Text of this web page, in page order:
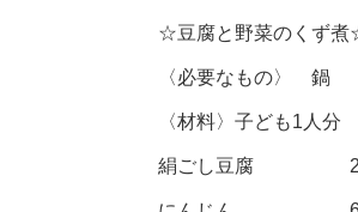
☆豆腐と野菜のくず
〈必要なもの〉 鍋
〈材料〉子ども1人分
絹ごし豆腐